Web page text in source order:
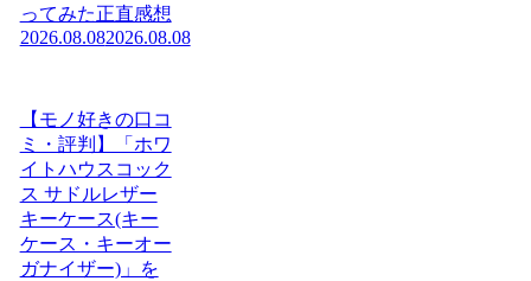
ってみた正直感想
2026.08.082026.08.08
【モノ好きの口コ
ミ・評判】「ホワ
イトハウスコック
ス サドルレザー
キーケース(キー
ケース・キーオー
ガナイザー)」を